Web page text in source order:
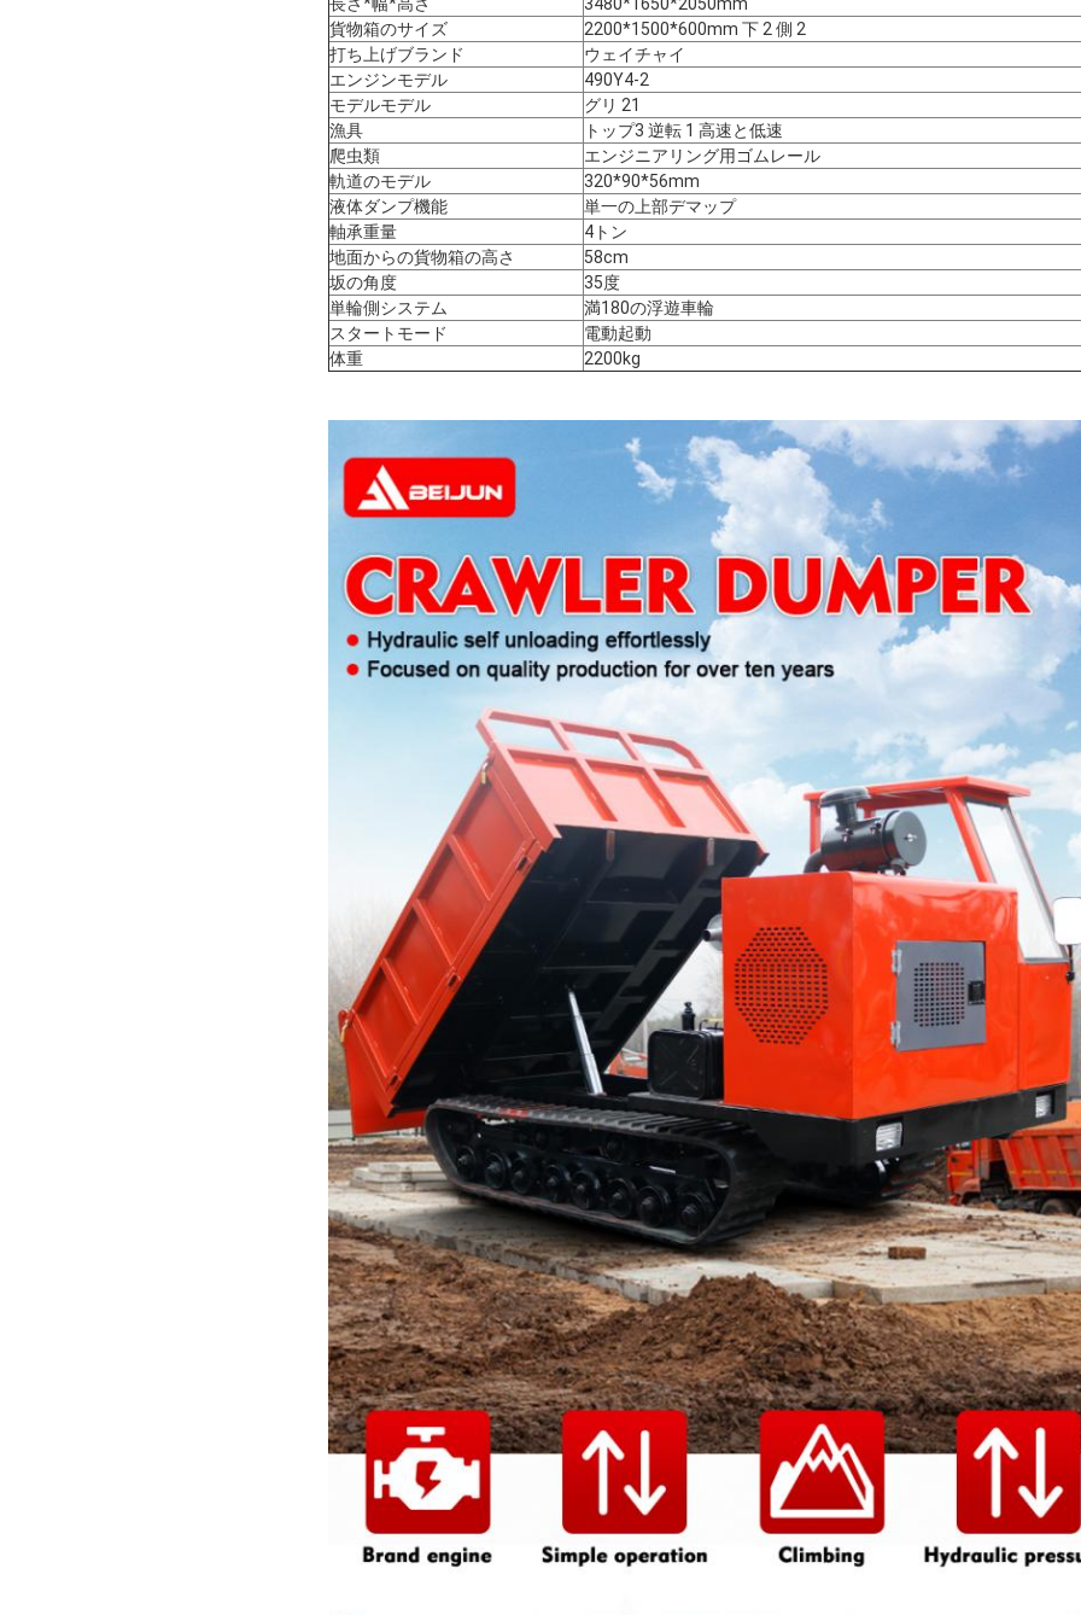
貨物箱のサイズ
2200*1500*600mm 下 2 側 2
打ち上げブランド
ウェイチャイ
エンジンモデル
490Y4-2
モデルモデル
グリ 21
漁具
トップ3 逆転 1 高速と低速
爬虫類
エンジニアリング用ゴムレール
軌道のモデル
320*90*56mm
液体ダンプ機能
単一の上部デマップ
軸承重量
4トン
地面からの貨物箱の高さ
58cm
坂の角度
35度
単輪側システム
満180の浮遊車輪
スタートモード
電動起動
体重
2200kg